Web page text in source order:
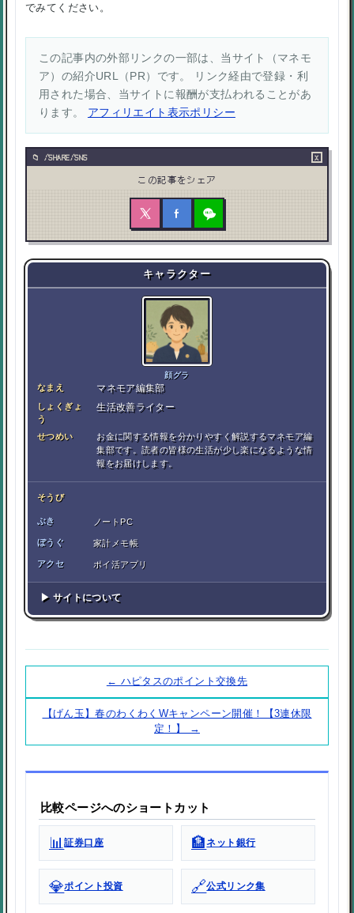
でみてください。
この記事内の外部リンクの一部は、当サイト（マネモ
ア）の紹介URL（PR）です。 リンク経由で登録・利
用された場合、当サイトに報酬が支払われることがあ
ります。 アフィリエイト表示ポリシー
/SHARE/SNS ×
この記事をシェア
キャラクター
顔グラ
なまえ マネモア編集部
しょくぎょ
う
生活改善ライター
せつめい
お金に関する情報を分かりやすく解説するマネモア編
集部です。読者の皆様の生活が少し楽になるような情
報をお届けします。
そうび
ぶき ノートPC
ぼうぐ 家計メモ帳
アクセ ポイ活アプリ
▶ サイトについて
← ハピタスのポイント交換先
【げん玉】春のわくわくWキャンペーン開催！【3連休限
定！】 →
比較ページへのショートカット
📊証券口座 🏦ネット銀行
💎ポイント投資 🔗公式リンク集